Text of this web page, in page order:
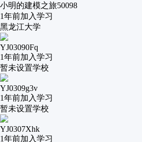
小明的建模之旅50098
1年前加入学习
黑龙江大学
YJ03090Fq
1年前加入学习
暂未设置学校
YJ0309g3v
1年前加入学习
暂未设置学校
YJ0307Xhk
1年前加入学习